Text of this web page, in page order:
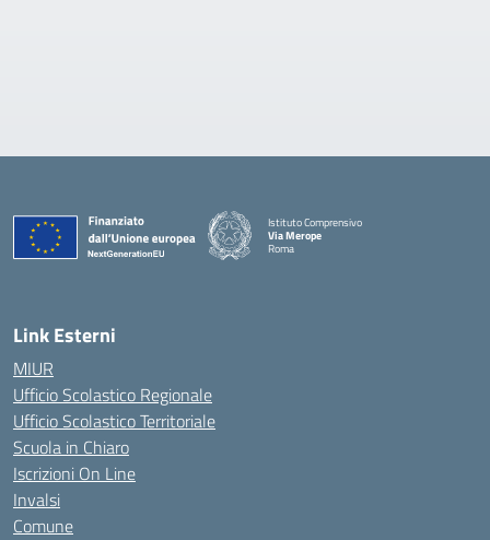
Istituto Comprensivo
Via Merope
Roma
Link Esterni
MIUR
Ufficio Scolastico Regionale
Ufficio Scolastico Territoriale
Scuola in Chiaro
Iscrizioni On Line
Invalsi
Comune